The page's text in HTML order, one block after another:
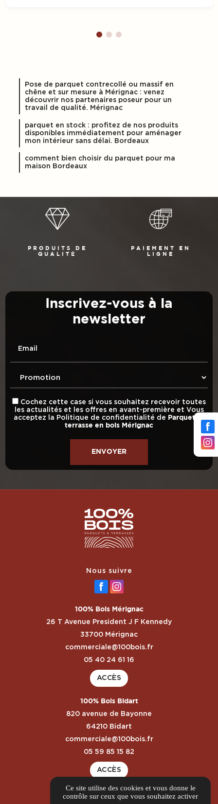
Pose de parquet contrecollé ou massif en
chêne et sur mesure à Mérignac : venez
découvrir nos partenaires poseur pour un
travail de qualité. Mérignac
parquet en stock : profitez de nos produits
disponibles immédiatement pour aménager
mon intérieur sans délai. Bordeaux
comment bien choisir du parquet pour ma
maison Bordeaux
PRODUITS DE
QUALITÉ
PAIEMENT EN
LIGNE
Inscrivez-vous à la
newsletter
Email
Cochez cette case si vous souhaitez recevoir toutes
les actualités et les offres en avant-première et Vous
acceptez la Politique de confidentialité de
Parquet et
terrasse en bois Mérignac
Nous suivre
100% Bois Mérignac
26 T Avenue President J F Kennedy
33700 Mérignac
commerciale@100bois.fr
05 40 24 61 16
ACCÈS
100% Bois Bidart
820 avenue de Bayonne
64210 Bidart
commerciale@100bois.fr
05 59 85 15 82
ACCÈS
Ce site utilise des cookies et vous donne le
contrôle sur ceux que vous souhaitez activer